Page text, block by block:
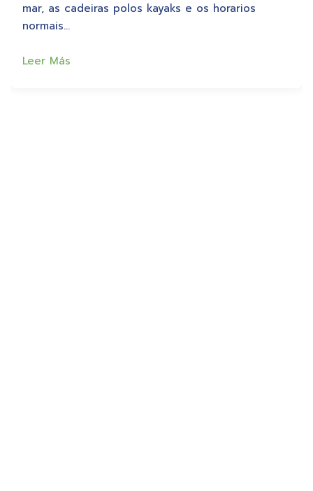
mar, as cadeiras polos kayaks e os horarios
normais…
Leer Más